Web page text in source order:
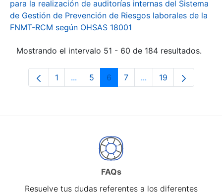
para la realización de auditorías internas del Sistema
de Gestión de Prevención de Riesgos laborales de la
FNMT-RCM según OHSAS 18001
Mostrando el intervalo 51 - 60 de 184 resultados.
Página
1 ...Páginas intermedias Use TAB para
Página
5 Página
6 Página
7 ...Páginas intermedias
Página
19
FAQs
Resuelve tus dudas referentes a los diferentes